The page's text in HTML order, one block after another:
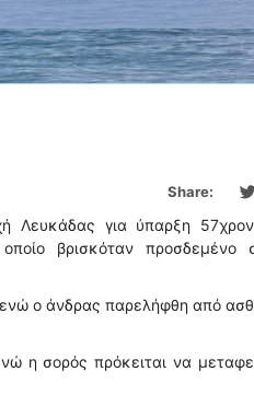
Share:
Λευκάδας για ύπαρξη
βρισκόταν προσδεμένο
ενώ ο άνδρας παρελήφθη από
η σορός πρόκειται να